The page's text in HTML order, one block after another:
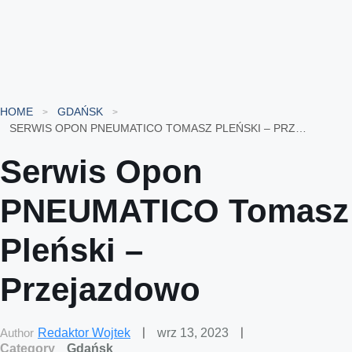
HOME
GDAŃSK
SERWIS OPON PNEUMATICO TOMASZ PLEŃSKI – PRZEJAZDOWO
Serwis Opon
PNEUMATICO Tomasz
Pleński –
Przejazdowo
Author Redaktor Wojtek
wrz 13, 2023
Category
Gdańsk